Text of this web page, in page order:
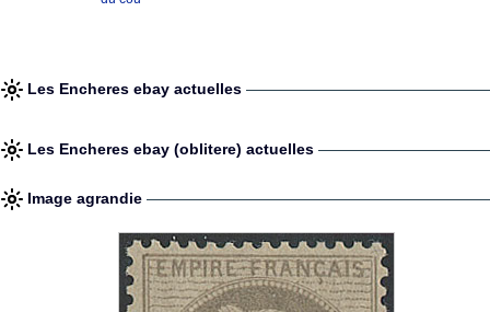
Les Encheres ebay actuelles
Les Encheres ebay (oblitere) actuelles
Image agrandie